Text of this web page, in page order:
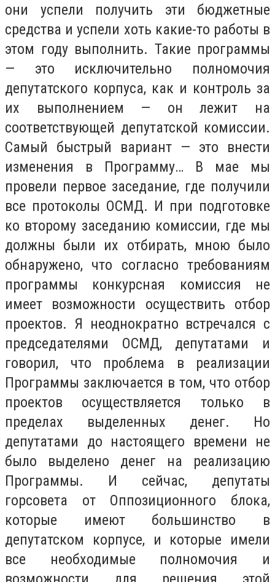
они успели получить эти бюджетные
средства и успели хоть какие-то работы в
этом году выполнить. Такие программы
— это исключительно полномочия
депутатского корпуса, как и контроль за
их выполнением — он лежит на
соответствующей депутатской комиссии.
Самый быстрый вариант — это внести
изменения в Программу… В мае мы
провели первое заседание, где получили
все протоколы ОСМД. И при подготовке
ко второму заседанию комиссии, где мы
должны были их отбирать, мною было
обнаружено, что согласно требованиям
программы конкурсная комиссия не
имеет возможности осуществить отбор
проектов. Я неоднократно встречался с
председателями ОСМД, депутатами и
говорил, что проблема в реализации
Программы заключается в том, что отбор
проектов осуществляется только в
пределах выделенных денег. Но
депутатами до настоящего времени не
было выделено денег на реализацию
Программы. И сейчас, депутаты
горсовета от Оппозиционного блока,
которые имеют большинство в
депутатском корпусе, и которые имели
все необходимые полномочия и